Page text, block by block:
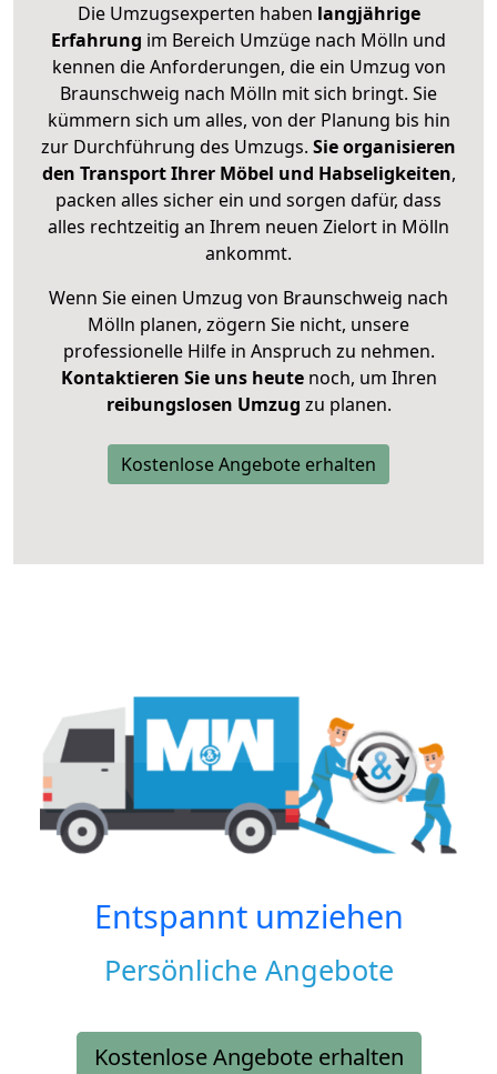
Die Umzugsexperten haben langjährige
Erfahrung im Bereich Umzüge nach Mölln und
kennen die Anforderungen, die ein Umzug von
Braunschweig nach Mölln mit sich bringt. Sie
kümmern sich um alles, von der Planung bis hin
zur Durchführung des Umzugs. Sie organisieren
den Transport Ihrer Möbel und Habseligkeiten,
packen alles sicher ein und sorgen dafür, dass
alles rechtzeitig an Ihrem neuen Zielort in Mölln
ankommt.
Wenn Sie einen Umzug von Braunschweig nach
Mölln planen, zögern Sie nicht, unsere
professionelle Hilfe in Anspruch zu nehmen.
Kontaktieren Sie uns heutenoch, um Ihren
reibungslosen Umzug zu planen.
Kostenlose Angebote erhalten
Entspannt umziehen
Persönliche Angebote
Kostenlose Angebote erhalten